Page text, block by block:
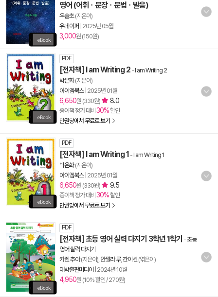
영어 (어휘ㆍ문장ㆍ문법ㆍ발음)
우슬초(지은이)
유페이퍼 2025년 05월
3,000원 (150원)
PDF
[전자책] I am Writing 2 -I am Writing 2
박은화(지은이)
아이엠북스| 2025년 01월
6,650원 (330원) 8.0
종이책 정가 대비 30%할인
만권당에서 무료로 보기
PDF
[전자책] I am Writing 1 -I am Writing 1
박은화(지은이)
아이엠북스| 2025년 01월
6,650원 (330원) 9.5
종이책 정가 대비 30%할인
만권당에서 무료로 보기
PDF
[전자책] 초등 영어 실력 다지기 3학년 1학기 -초등
영어 실력 다지기
카렌 추아(지은이), 안젤라 루, 간이셴 (엮은이)
대박출판미디어 2024년 10월
4,950원 (10% 할인 / 270원)